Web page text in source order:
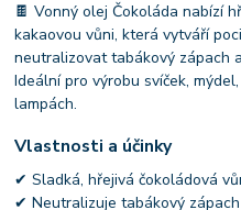
🍫 Vonný olej Čokoláda nabízí
kakaovou vůni, která vytváří
neutralizovat tabákový zápach
Ideální pro výrobu svíček,
lampách.
Vlastnosti a účinky
✔ Sladká, hřejivá čokoládová
✔ Neutralizuje tabákový zápach